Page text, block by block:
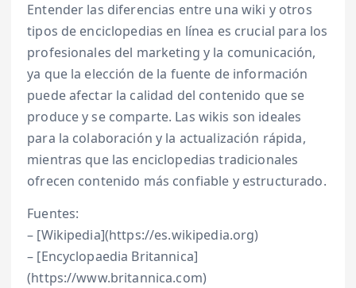
Entender las diferencias entre una wiki y otros
tipos de enciclopedias en línea es crucial para los
profesionales del marketing y la comunicación,
ya que la elección de la fuente de información
puede afectar la calidad del contenido que se
produce y se comparte. Las wikis son ideales
para la colaboración y la actualización rápida,
mientras que las enciclopedias tradicionales
ofrecen contenido más confiable y estructurado.
Fuentes:
– [Wikipedia](https://es.wikipedia.org)
– [Encyclopaedia Britannica]
(https://www.britannica.com)